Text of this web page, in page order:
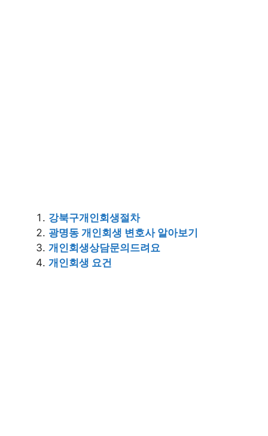
강북구개인회생절차
광명동 개인회생 변호사 알아보기
개인회생상담문의드려요
개인회생 요건